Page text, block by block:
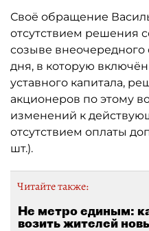
Своё обращение
отсутствием решения
созыве внеочередного
дня, в которую
уставного капитала,
акционеров по этому
изменений к
отсутствием оплаты
шт.).
Читайте также:
Не метро единым:
возить жителей